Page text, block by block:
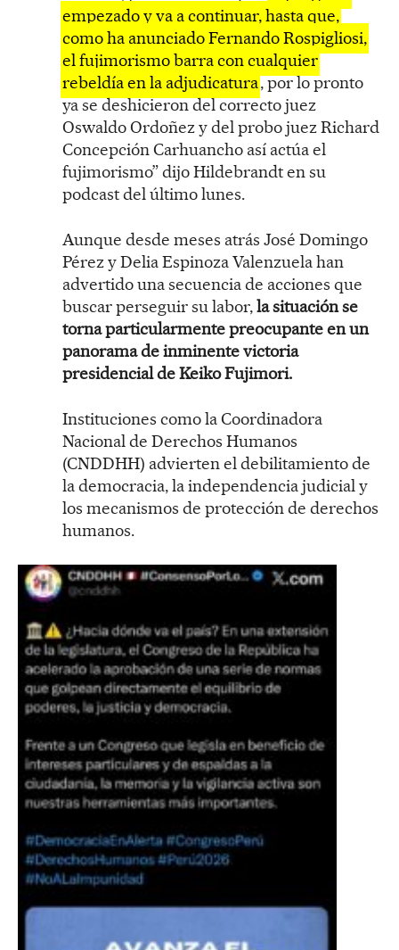
empezado y va a continuar, hasta que,
como ha anunciado Fernando Rospigliosi,
el fujimorismo barra con cualquier
rebeldía en la adjudicatura, por lo pronto
ya se deshicieron del correcto juez
Oswaldo Ordoñez y del probo juez Richard
Concepción Carhuancho así actúa el
fujimorismo” dijo Hildebrandt en su
podcast del último lunes.
Aunque desde meses atrás José Domingo
Pérez y Delia Espinoza Valenzuela han
advertido una secuencia de acciones que
buscar perseguir su labor,la situación se
torna particularmente preocupante en un
panorama de inminente victoria
presidencial de Keiko Fujimori.
Instituciones como la Coordinadora
Nacional de Derechos Humanos
(CNDDHH) advierten el debilitamiento de
la democracia, la independencia judicial y
los mecanismos de protección de derechos
humanos.